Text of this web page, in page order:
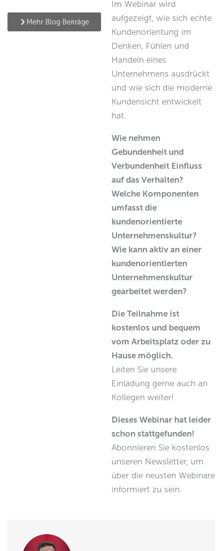
Im Webinar wird
aufgezeigt, wie sich echte
Kundenorientung im
Denken, Fühlen und
Handeln eines
Unternehmens ausdrückt
und wie sich die moderne
Kundensicht entwickelt
hat.
Wie nehmen
Gebundenheit und
Verbundenheit Einfluss
auf das Verhalten?
Welche Komponenten
umfasst die
kundenorientierte
Unternehmenskultur?
Wie kann aktiv an einer
kundenorientierten
Unternehmenskultur
gearbeitet werden?
Die Teilnahme ist
kostenlos und bequem
vom Arbeitsplatz oder zu
Hause möglich.
Leiten Sie unsere
Einladung gerne auch an
Kollegen weiter!
Dieses Webinar hat leider
schon stattgefunden!
Abonnieren Sie kostenlos
unseren Newsletter, um
über die neusten Webinare
informiert zu sein.
Mehr Blog Beiträge